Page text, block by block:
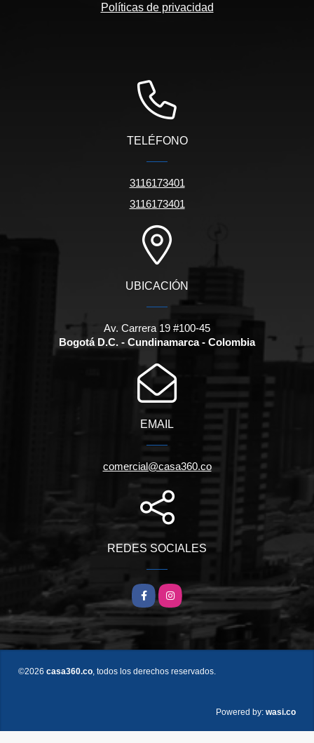
Políticas de privacidad
TELÉFONO
3116173401
3116173401
UBICACIÓN
Av. Carrera 19 #100-45
Bogotá D.C. - Cundinamarca - Colombia
EMAIL
comercial@casa360.co
REDES SOCIALES
FacebookInstagram
©2026 casa360.co , todos los derechos reservados.
Powered by: wasi.co